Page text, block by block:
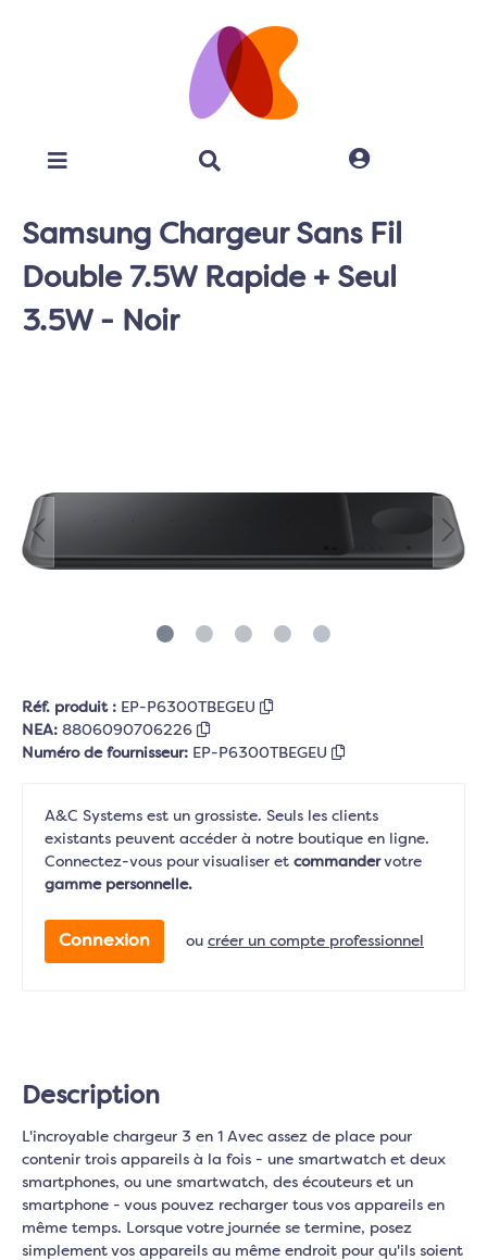
Samsung Chargeur Sans Fil
Double 7.5W Rapide + Seul
3.5W - Noir
Réf. produit : EP-P6300TBEGEU
NEA: 8806090706226
Numéro de fournisseur: EP-P6300TBEGEU
A&C Systems est un grossiste. Seuls les clients
existants peuvent accéder à notre boutique en ligne.
Connectez-vous pour visualiser et commandervotre
gamme personnelle.
Connexion ou créer un compte professionnel
Description
L'incroyable chargeur 3 en 1 Avec assez de place pour
contenir trois appareils à la fois - une smartwatch et deux
smartphones, ou une smartwatch, des écouteurs et un
smartphone - vous pouvez recharger tous vos appareils en
même temps. Lorsque votre journée se termine, posez
simplement vos appareils au même endroit pour qu'ils soient